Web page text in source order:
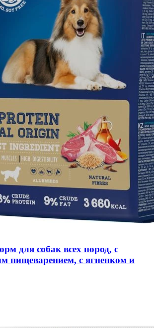
для собак всех пород, с
пищеварением, с ягненком и